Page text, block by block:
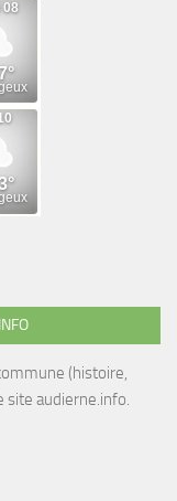
(histoire,
site audierne.info.